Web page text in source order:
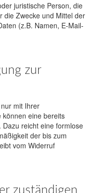
juristische Person, die
die Zwecke und Mittel der
(z.B. Namen, E-Mail-
zur
mit Ihrer
können eine bereits
reicht eine formlose
der bis zum
vom Widerruf
zuständigen